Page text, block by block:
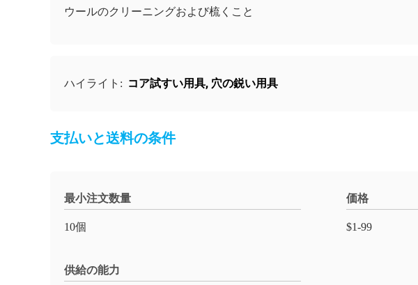
ウールのクリーニングおよび梳くこと
ハイライト: コア試すい用具, 穴の鋭い用具
支払いと送料の条件
最小注文数量
10個
価格
$1-99
供給の能力